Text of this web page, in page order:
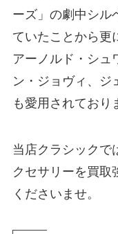
ーズ」の劇中シル
ていたことから更
アーノルド・シュ
ン・ジョヴィ、ジ
も愛用されており
当店クラシックで
クセサリーを買取
くださいませ。